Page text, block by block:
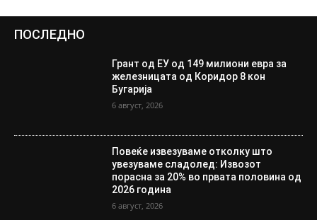
ПОСЛЕДНО
Грант од ЕУ од 149 милиони евра за
железницата од Коридор 8 кон
Бугарија
6 август, 2026
Повеќе извезуваме отколку што
увезуваме сладолед: Извозот
порасна за 20% во првата половина од
2026 година
6 август, 2026